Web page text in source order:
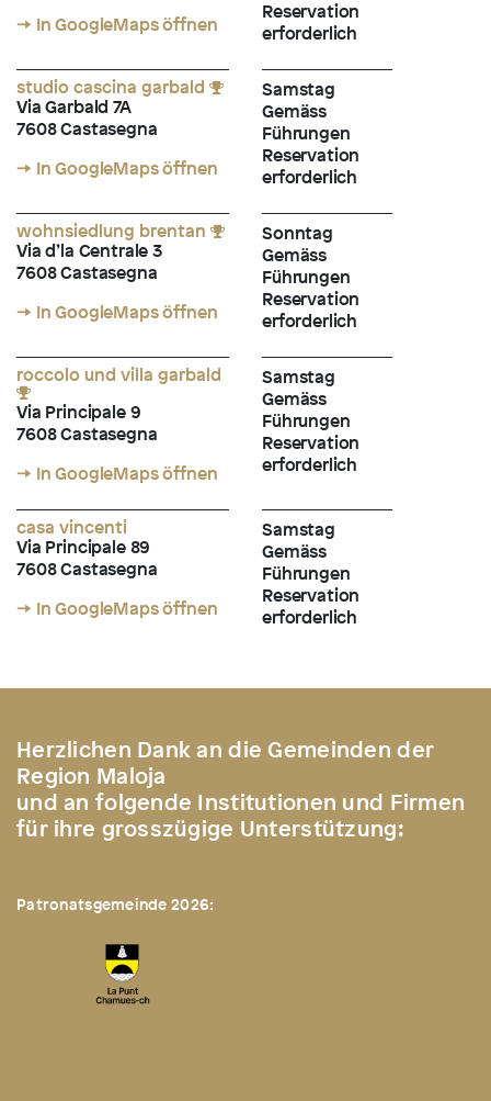
→ In GoogleMaps öffnen
Reservation
erforderlich
studio cascina garbald
Via Garbald 7A
7608 Castasegna
→ In GoogleMaps öffnen
Samstag
Gemäss
Führungen
Reservation
erforderlich
wohnsiedlung brentan
Via d’la Centrale 3
7608 Castasegna
→ In GoogleMaps öffnen
Sonntag
Gemäss
Führungen
Reservation
erforderlich
roccolo und villa garbald
Via Principale 9
7608 Castasegna
→ In GoogleMaps öffnen
Samstag
Gemäss
Führungen
Reservation
erforderlich
casa vincenti
Via Principale 89
7608 Castasegna
→ In GoogleMaps öffnen
Samstag
Gemäss
Führungen
Reservation
erforderlich
Herzlichen Dank an die Gemeinden der
Region Maloja
und an folgende Institutionen und Firmen
für ihre grosszügige Unterstützung:
Patronatsgemeinde 2026: